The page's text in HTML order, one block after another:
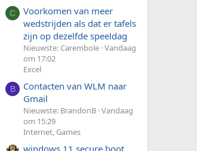
C
Voorkomen van meer
wedstrijden als dat er tafels
zijn op dezelfde speeldag
Nieuwste: Carembole Vandaag
om 17:02
Excel
B
Contacten van WLM naar
Gmail
Nieuwste: BrandonB Vandaag
om 15:29
Internet, Games